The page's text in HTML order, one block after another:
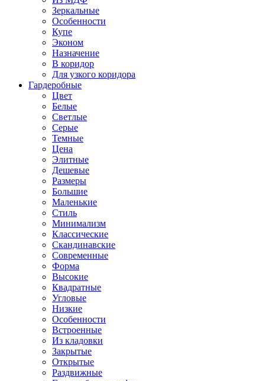
Зеркальные
Особенности
Купе
Эконом
Назначение
В коридор
Для узкого коридора
Гардеробные
Цвет
Белые
Светлые
Серые
Темные
Цена
Элитные
Дешевые
Размеры
Большие
Маленькие
Стиль
Минимализм
Классические
Скандинавские
Современные
Форма
Высокие
Квадратные
Угловые
Низкие
Особенности
Встроенные
Из кладовки
Закрытые
Открытые
Раздвижные